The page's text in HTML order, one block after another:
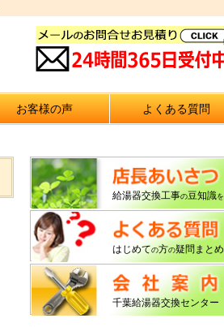
お客様の声 よくある質問
給湯器交換工事の豆知識を
はじめての方の疑問まとめ
千葉給湯器交換センター